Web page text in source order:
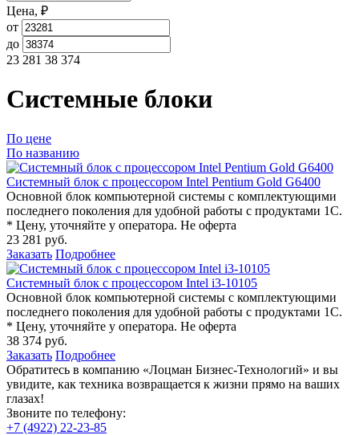
Цена, ₽
от
до
23 281 38 374
Системные блоки
По цене
По названию
Системный блок с процессором Intel Pentium Gold G6400
Основной блок компьютерной системы с комплектующими
последнего поколения для удобной работы с продуктами 1С.
* Цену, уточняйте у оператора. Не оферта
23 281 руб.
Заказать Подробнее
Системный блок с процессором Intel i3-10105
Основной блок компьютерной системы с комплектующими
последнего поколения для удобной работы с продуктами 1С.
* Цену, уточняйте у оператора. Не оферта
38 374 руб.
Заказать Подробнее
Обратитесь в компанию «Лоцман Бизнес-Технологий» и вы
увидите, как техника возвращается к жизни прямо на ваших
глазах!
Звоните по телефону:
+7 (4922) 22-23-85